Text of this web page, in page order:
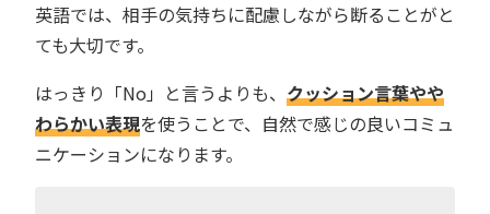
英語では、相手の気持ちに配慮しながら断ることがと
ても大切です。
はっきり「No」と言うよりも、 クッション言葉やや
わらかい表現を使うことで、自然で感じの良いコミュ
ニケーションになります。